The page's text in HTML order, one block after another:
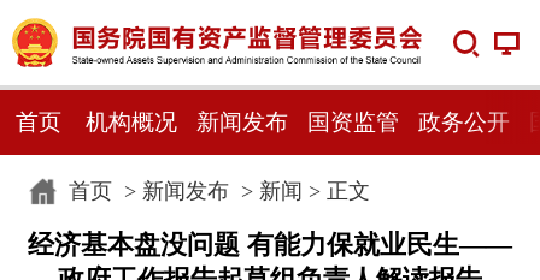
首页 机构概况 新闻发布 国资监管 政务公开
首页> 新闻发布> 新闻 > 正文
经济基本盘没问题 有能力保就业民生——